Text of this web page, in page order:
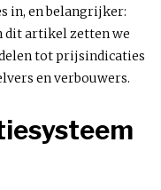
in, en belangrijker:
dit artikel zetten we
tot prijsindicaties
en verbouwers.